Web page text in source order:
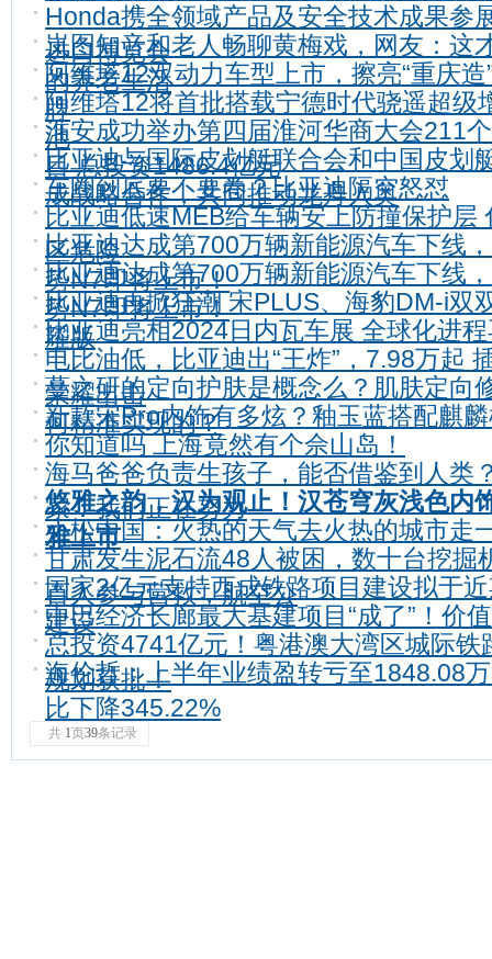
Honda携全领域产品及安全技术成果参
进口博览会
岚图知音和老人畅聊黄梅戏，网友：这
的养老生活
阿维塔12双动力车型上市，擦亮“重庆造
牌
阿维塔12将首批搭载宁德时代骁遥超级
池
淮安成功举办第四届淮河华商大会211
目 总投资1486.4亿元
比亚迪与国际皮划艇联合会和中国皮划
成战略合作，共同推动龙舟入奥
车圈到底要不要卷？比亚迪隔空怒怼
比亚迪低速MEB给车辆安上防撞保护层
区危险
比亚迪达成第700万辆新能源汽车下线
势N7即将上市！
比亚迪达成第700万辆新能源汽车下线
势N7即将上市！
比亚迪再掀狂潮 宋PLUS、海豹DM-i双
耀版
比亚迪亮相2024日内瓦车展 全球化进
电比油低，比亚迪出“王炸”，7.98万起
荣耀出击
蔓之研的定向护肤是概念么？肌肤定向
何精准实现的？
新款宋Pro内饰有多炫？釉玉蓝搭配麒
你知道吗 上海竟然有个佘山岛！
海马爸爸负责生孩子，能否借鉴到人类
家：我们正在努力
悠雅之韵，汉为观止！汉苍穹灰浅色内
雅上市
小松中国：火热的天气去火热的城市走
甘肃发生泥石流48人被困，数十台挖掘
百人参与营救，航空公
国家2亿元支持西成铁路项目建设拟于
建设
中巴经济长廊最大基建项目“成了”！价
总投资4741亿元！粤港澳大湾区城际铁
规划获批！
海伦哲：上半年业绩盈转亏至1848.08
比下降345.22%
共 1页39条记录